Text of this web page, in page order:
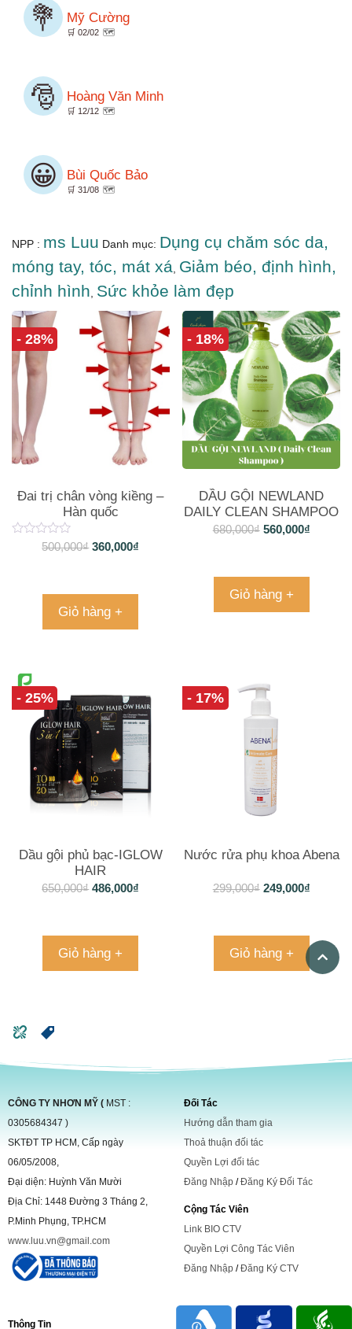
💐 Mỹ Cường
🛒 02/02 🗺️
🎅 Hoàng Văn Minh
🛒 12/12 🗺️
😀 Bùi Quốc Bảo
🛒 31/08 🗺️
NPP : ms Luu Danh mục: Dụng cụ chăm sóc da,
móng tay, tóc, mát xá, Giảm béo, định hình,
chỉnh hình, Sức khỏe làm đẹp
- 28%
Đai trị chân vòng kiềng –
Hàn quốc
500,000₫ 360,000₫
Giỏ hàng +
- 18%
DẦU GỘI NEWLAND
DAILY CLEAN SHAMPOO
500ML
680,000₫ 560,000₫
Giỏ hàng +
- 25%
Dầu gội phủ bạc-IGLOW
HAIR
650,000₫ 486,000₫
Giỏ hàng +
- 17%
Nước rửa phụ khoa Abena
299,000₫ 249,000₫
Giỏ hàng +
CÔNG TY NHƠN MỸ ( MST :
0305684347 )
SKTĐT TP HCM, Cấp ngày
06/05/2008,
Đại diện: Huỳnh Văn Mười
Địa Chỉ: 1448 Đường 3 Tháng 2,
P.Minh Phụng, TP.HCM
www.luu.vn@gmail.com
Đối Tác
Hướng dẫn tham gia
Thoả thuận đối tác
Quyền Lợi đối tác
Đăng Nhập /Đăng Ký Đối Tác
Cộng Tác Viên
Link BIO CTV
Quyền Lợi Công Tác Viên
Đăng Nhập /Đăng Ký CTV
Thông Tin